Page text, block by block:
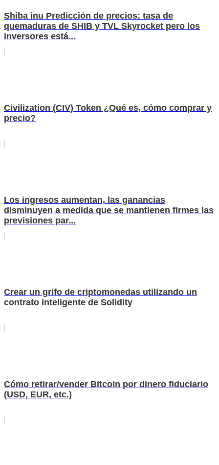
Shiba inu Predicción de precios: tasa de
quemaduras de SHIB y TVL Skyrocket pero los
inversores está...
Civilization (CIV) Token ¿Qué es, cómo comprar y
precio?
Los ingresos aumentan, las ganancias
disminuyen a medida que se mantienen firmes las
previsiones par...
Crear un grifo de criptomonedas utilizando un
contrato inteligente de Solidity
Cómo retirar/vender Bitcoin por dinero fiduciario
(USD, EUR, etc.)